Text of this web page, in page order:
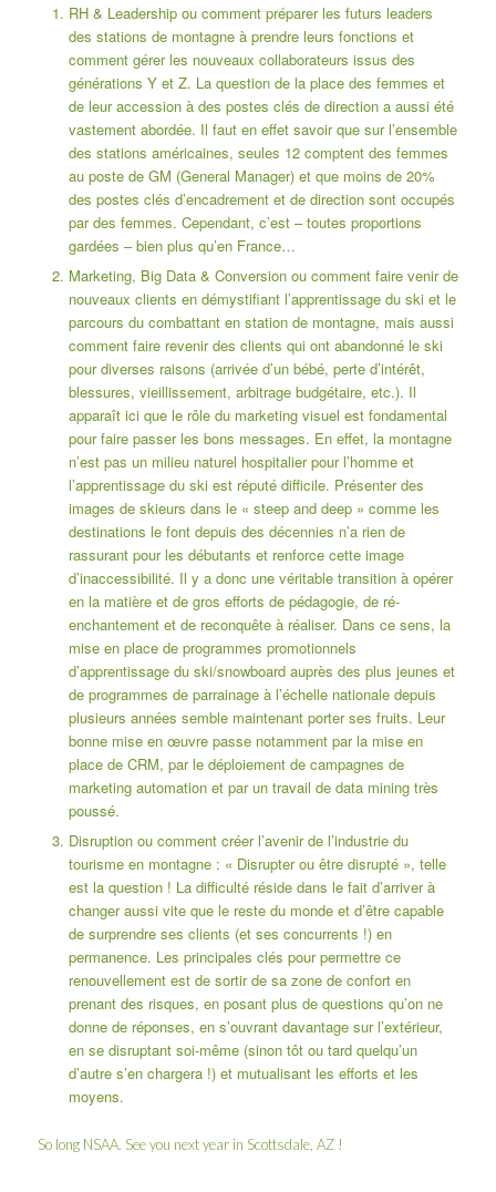
RH & Leadership ou comment préparer les futurs leaders
des stations de montagne à prendre leurs fonctions et
comment gérer les nouveaux collaborateurs issus des
générations Y et Z. La question de la place des femmes et
de leur accession à des postes clés de direction a aussi été
vastement abordée. Il faut en effet savoir que sur l’ensemble
des stations américaines, seules 12 comptent des femmes
au poste de GM (General Manager) et que moins de 20%
des postes clés d’encadrement et de direction sont occupés
par des femmes. Cependant, c’est – toutes proportions
gardées – bien plus qu’en France…
Marketing, Big Data & Conversion ou comment faire venir de
nouveaux clients en démystifiant l’apprentissage du ski et le
parcours du combattant en station de montagne, mais aussi
comment faire revenir des clients qui ont abandonné le ski
pour diverses raisons (arrivée d’un bébé, perte d’intérêt,
blessures, vieillissement, arbitrage budgétaire, etc.). Il
apparaît ici que le rôle du marketing visuel est fondamental
pour faire passer les bons messages. En effet, la montagne
n’est pas un milieu naturel hospitalier pour l’homme et
l’apprentissage du ski est réputé difficile. Présenter des
images de skieurs dans le « steep and deep » comme les
destinations le font depuis des décennies n’a rien de
rassurant pour les débutants et renforce cette image
d’inaccessibilité. Il y a donc une véritable transition à opérer
en la matière et de gros efforts de pédagogie, de ré-
enchantement et de reconquête à réaliser. Dans ce sens, la
mise en place de programmes promotionnels
d’apprentissage du ski/snowboard auprès des plus jeunes et
de programmes de parrainage à l’échelle nationale depuis
plusieurs années semble maintenant porter ses fruits. Leur
bonne mise en œuvre passe notamment par la mise en
place de CRM, par le déploiement de campagnes de
marketing automationet par un travail de data mining très
poussé.
Disruption ou comment créer l’avenir de l’industrie du
tourisme en montagne : « Disrupter ou être disrupté », telle
est la question ! La difficulté réside dans le fait d’arriver à
changer aussi vite que le reste du monde et d’être capable
de surprendre ses clients (et ses concurrents !) en
permanence. Les principales clés pour permettre ce
renouvellement est de sortir de sa zone de confort en
prenant des risques, en posant plus de questions qu’on ne
donne de réponses, en s’ouvrant davantage sur l’extérieur,
en se disruptant soi-même (sinon tôt ou tard quelqu’un
d’autre s’en chargera !) et mutualisant les efforts et les
moyens.
So long NSAA. See you next year in Scottsdale, AZ !